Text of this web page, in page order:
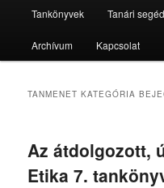
Tankönyvek Tanári
Archívum Kapcsolat
TANMENET KATEGÓRIA
Az átdolgozott,
Etika 7.